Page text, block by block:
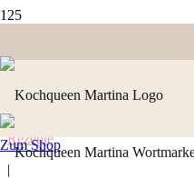
Zum Shop
Rezepte
|